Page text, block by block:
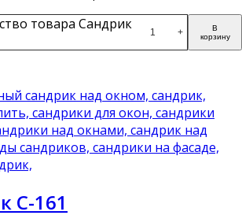
товара Сандрик
+
В
корзину
С-161